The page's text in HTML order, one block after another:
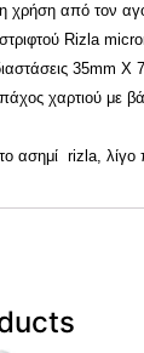
χρήση από τον
Rizla
35mm X
χαρτιού με
ασημί rizla, λίγο